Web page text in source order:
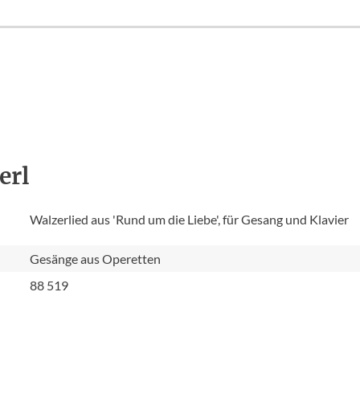
Walzerlied aus 'Rund um die Liebe', für Gesang und Klavier
Gesänge aus Operetten
88 519